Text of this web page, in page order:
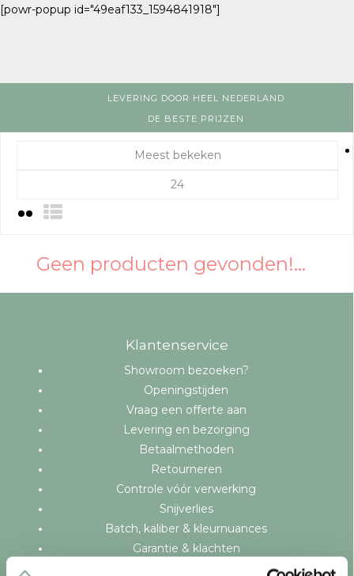
[powr-popup id="49eaf133_1594841918"]
LEVERING DOOR HEEL NEDERLAND
DE BESTE PRIJZEN
Meest bekeken
24
Geen producten gevonden!...
Klantenservice
Showroom bezoeken?
Openingstijden
Vraag een offerte aan
Levering en bezorging
Betaalmethoden
Retourneren
Controle vóór verwerking
Snijverlies
Batch, kaliber & kleurnuances
Garantie & klachten